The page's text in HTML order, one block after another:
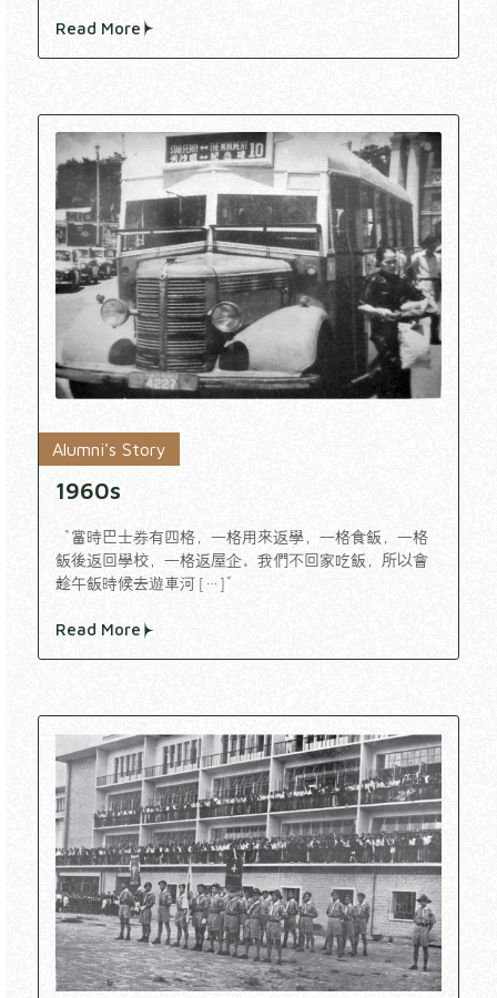
Read More
Alumni's Story
1960s
“當時巴士券有四格，一格用來返學，一格食飯，一格
飯後返回學校，一格返屋企。我們不回家吃飯，所以會
趁午飯時候去遊車河 […]”
Read More